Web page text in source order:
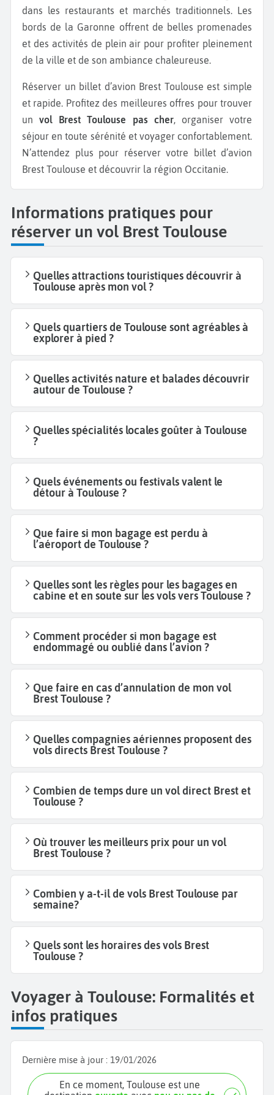
dans les restaurants et marchés traditionnels. Les
bords de la Garonne offrent de belles promenades
et des activités de plein air pour profiter pleinement
de la ville et de son ambiance chaleureuse.
Réserver un billet d’avion Brest Toulouse est simple
et rapide. Profitez des meilleures offres pour trouver
unvol Brest Toulouse pas cher, organiser votre
séjour en toute sérénité et voyager confortablement.
N’attendez plus pour réserver votre billet d’avion
Brest Toulouse et découvrir la région Occitanie.
Informations pratiques pour
réserver un vol Brest Toulouse
Quelles attractions touristiques découvrir à
Toulouse après mon vol ?
Quels quartiers de Toulouse sont agréables à
explorer à pied ?
Quelles activités nature et balades découvrir
autour de Toulouse ?
Quelles spécialités locales goûter à Toulouse
?
Quels événements ou festivals valent le
détour à Toulouse ?
Que faire si mon bagage est perdu à
l’aéroport de Toulouse ?
Quelles sont les règles pour les bagages en
cabine et en soute sur les vols vers Toulouse ?
Comment procéder si mon bagage est
endommagé ou oublié dans l’avion ?
Que faire en cas d’annulation de mon vol
Brest Toulouse ?
Quelles compagnies aériennes proposent des
vols directs Brest Toulouse ?
Combien de temps dure un vol direct Brest et
Toulouse ?
Où trouver les meilleurs prix pour un vol
Brest Toulouse ?
Combien y a-t-il de vols Brest Toulouse par
semaine?
Quels sont les horaires des vols Brest
Toulouse ?
Voyager à Toulouse: Formalités et
infos pratiques
Dernière mise à jour : 19/01/2026
En ce moment, Toulouse est une